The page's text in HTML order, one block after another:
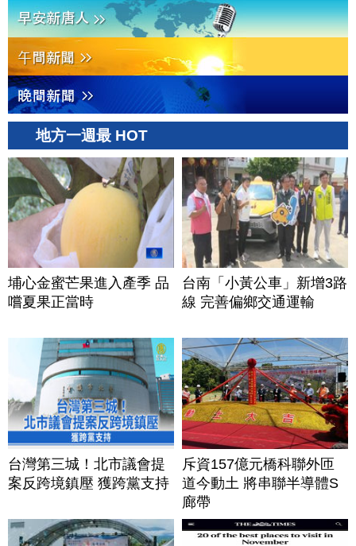
地方一週最 HOT
埔心金蜜芒果進入產季 品
嚐夏果正當時
台南「小黃公車」新增3路
線 完善偏鄉交通運輸
台灣第三城！北市議會提
案反跨境鎮壓 獲跨黨支持
斥資157億元橋科聯外匝
道今動土 將串聯半導體S
廊帶